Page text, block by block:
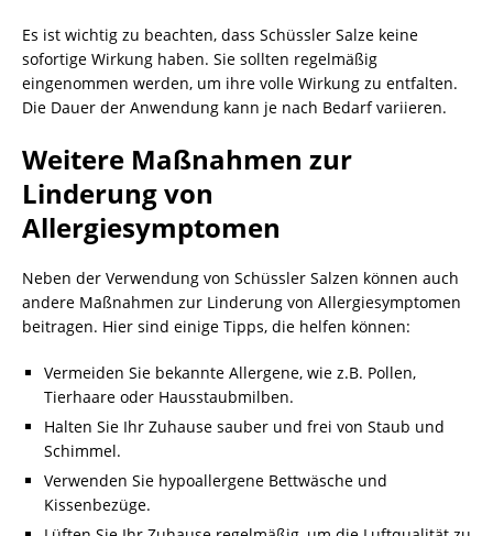
Es ist wichtig zu beachten, dass Schüssler Salze keine
sofortige Wirkung haben. Sie sollten regelmäßig
eingenommen werden, um ihre volle Wirkung zu entfalten.
Die Dauer der Anwendung kann je nach Bedarf variieren.
Weitere Maßnahmen zur
Linderung von
Allergiesymptomen
Neben der Verwendung von Schüssler Salzen können auch
andere Maßnahmen zur Linderung von Allergiesymptomen
beitragen. Hier sind einige Tipps, die helfen können:
Vermeiden Sie bekannte Allergene, wie z.B. Pollen,
Tierhaare oder Hausstaubmilben.
Halten Sie Ihr Zuhause sauber und frei von Staub und
Schimmel.
Verwenden Sie hypoallergene Bettwäsche und
Kissenbezüge.